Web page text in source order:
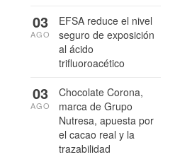
EFSA reduce el nivel
seguro de exposición
al ácido
trifluoroacético
03
AGO
Chocolate Corona,
marca de Grupo
Nutresa, apuesta por
el cacao real y la
trazabilidad
03
AGO